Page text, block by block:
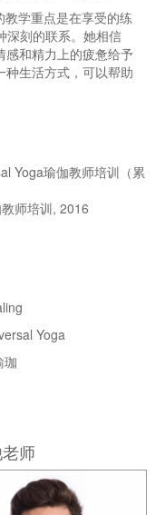
学重点是在享受的练
深刻的联系。她相信
感和精力上的疲惫给予
生活方式，可以帮助
Yoga瑜伽教师培训（累
师培训, 2016
Yoga
珈
师